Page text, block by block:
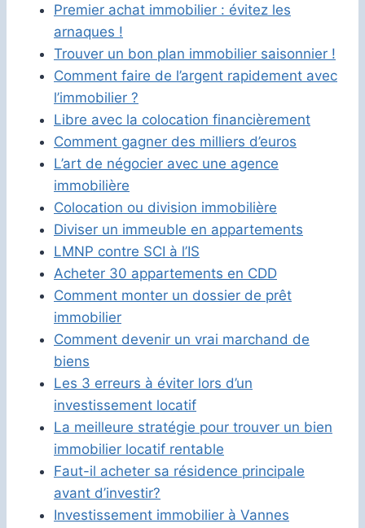
Premier achat immobilier : évitez les
arnaques !
Trouver un bon plan immobilier saisonnier !
Comment faire de l’argent rapidement avec
l’immobilier ?
Libre avec la colocation financièrement
Comment gagner des milliers d’euros
L’art de négocier avec une agence
immobilière
Colocation ou division immobilière
Diviser un immeuble en appartements
LMNP contre SCI à l’IS
Acheter 30 appartements en CDD
Comment monter un dossier de prêt
immobilier
Comment devenir un vrai marchand de
biens
Les 3 erreurs à éviter lors d’un
investissement locatif
La meilleure stratégie pour trouver un bien
immobilier locatif rentable
Faut-il acheter sa résidence principale
avant d’investir?
Investissement immobilier à Vannes